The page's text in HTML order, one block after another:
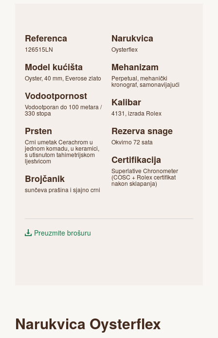
Referenca
126515LN
Model kućišta
Oyster, 40 mm, Everose zlato
Vodootpornost
Vodootporan do 100 metara /
330 stopa
Prsten
Crni umetak Cerachrom u
jednom komadu, u keramici,
s utisnutom tahimetrijskom
ljestvicom
Brojčanik
sunčeva prašina i sjajno crni
Narukvica
Oysterflex
Mehanizam
Perpetual, mehanički
kronograf, samonavijajući
Kalibar
4131, izrada Rolex
Rezerva snage
Okvirno 72 sata
Certifikacija
Superlative Chronometer
(COSC + Rolex certifikat
nakon sklapanja)
Preuzmite brošuru
Narukvica Oysterflex